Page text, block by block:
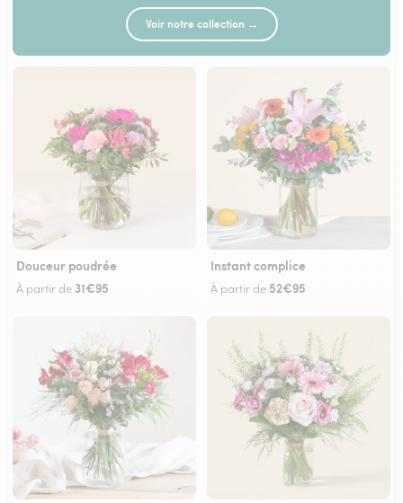
Voir notre collection →
Douceur poudrée
À partir de 31€95
Instant complice
À partir de 52€95